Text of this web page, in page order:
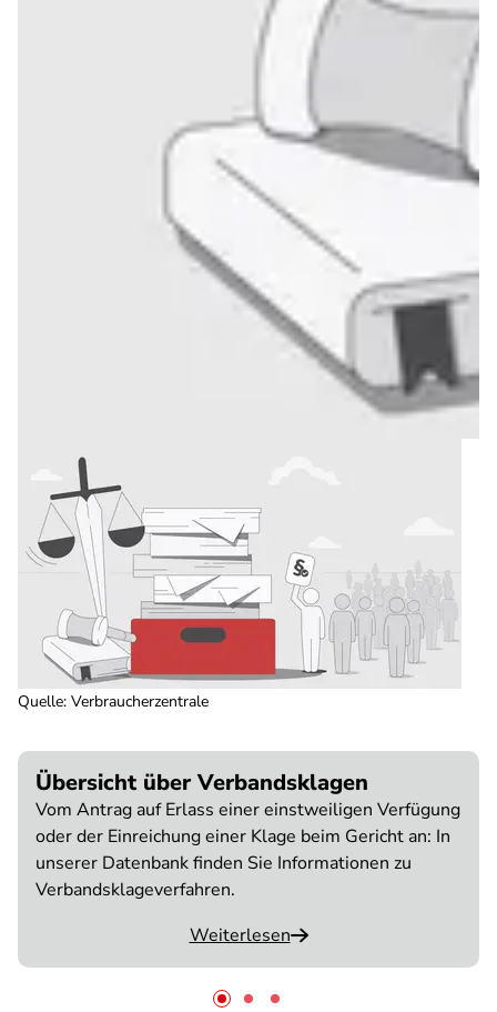
Quelle: Verbraucherzentrale
Übersicht über Verbandsklagen
Vom Antrag auf Erlass einer einstweiligen Verfügung
oder der Einreichung einer Klage beim Gericht an: In
unserer Datenbank finden Sie Informationen zu
Verbandsklageverfahren.
Weiterlesen